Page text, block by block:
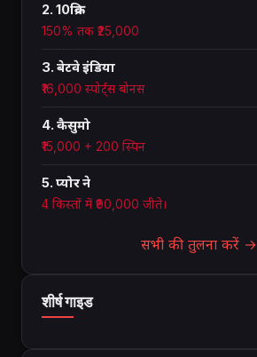
2. 10क्रिक
150% तक ₹25,000
3. बेटवे इंडिया
₹16,000 स्पोर्ट्स बोनस
4. कैसुमो
₹15,000 + 200 स्पिन
5. प्योर ने
4 किस्तों में ₹90,000 जीते।
सभी की तुलना करें →
शीर्ष गाइड